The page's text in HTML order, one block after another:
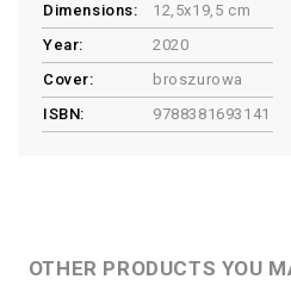
Dimensions:
12,5x19,5 cm
Year:
2020
Cover:
broszurowa
ISBN:
9788381693141
OTHER PRODUCTS YOU